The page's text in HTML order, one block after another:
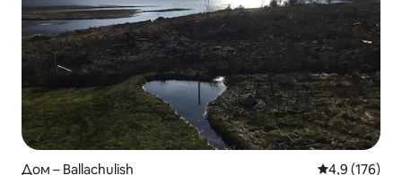
Дом – Ballachulish Средна
4,9 (176)